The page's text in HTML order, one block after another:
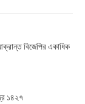
বিজেপির একাধিক
১৪২৭